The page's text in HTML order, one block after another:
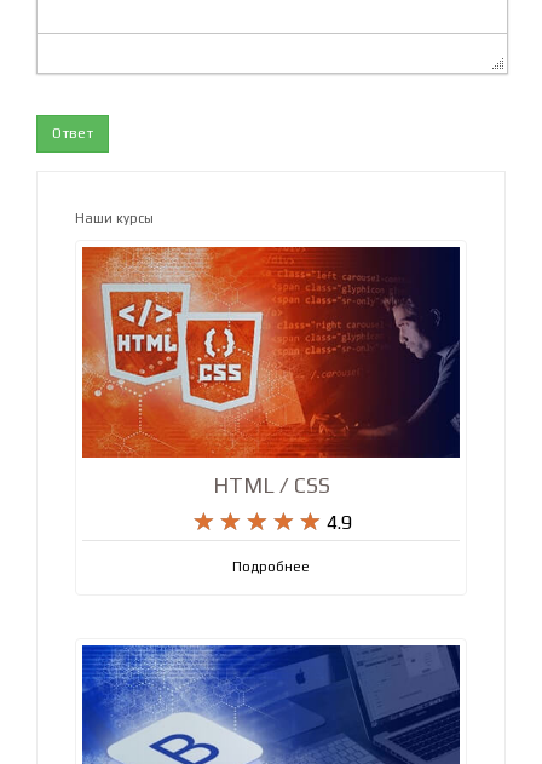
Ответ
Наши курсы
HTML / CSS
    
     4.9
Подробнее